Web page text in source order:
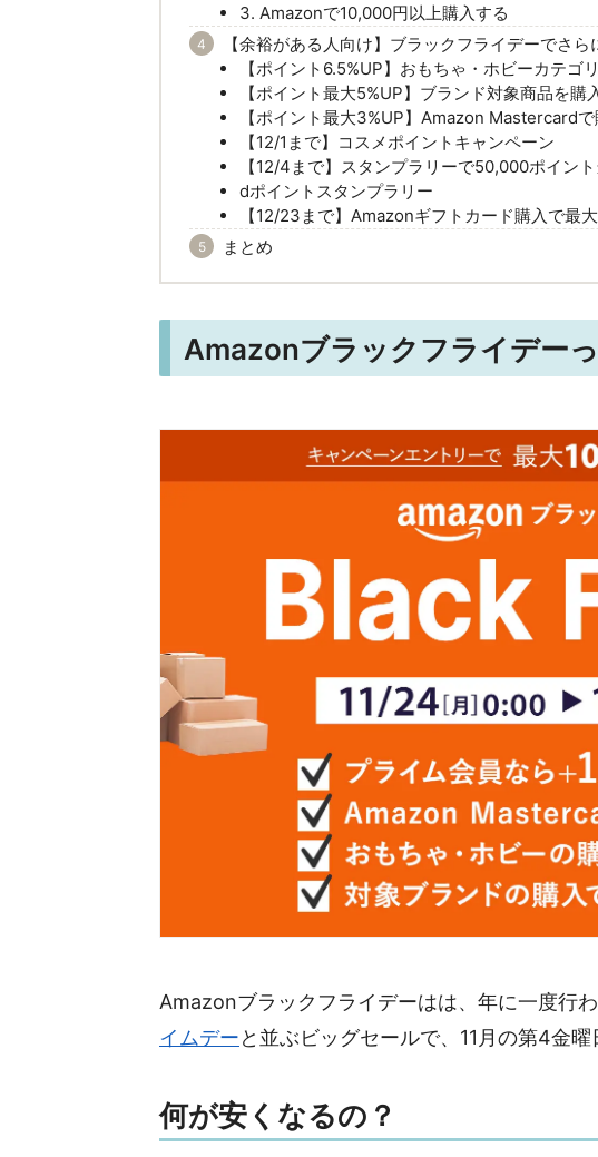
3. Amazonで10,000円以上購入する
【余裕がある人向け】ブラックフライデーでさ
【ポイント6.5%UP】おもちゃ・ホビーカテゴ
【ポイント最大5%UP】ブランド対象商品を購
【ポイント最大3%UP】Amazon Mastercardで
【12/1まで】コスメポイントキャンペーン
【12/4まで】スタンプラリーで50,000ポイン
dポイントスタンプラリー
【12/23まで】Amazonギフトカード購入で最
まとめ
Amazonブラックフライデー
Amazonブラックフライデーはは、年に一度行
イムデーと並ぶビッグセールで、11月の第4金
何が安くなるの？